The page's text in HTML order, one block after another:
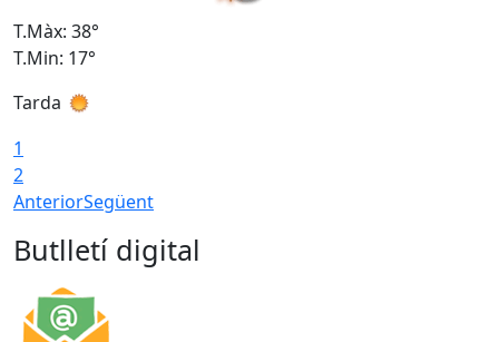
T.Màx: 38°
T.Min: 17°
Tarda
1
2
AnteriorSegüent
Butlletí digital